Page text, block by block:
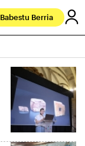
Babestu Berria